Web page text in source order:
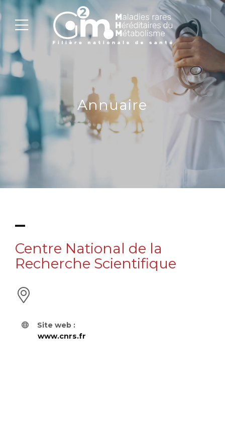
Annuaire
Centre National de la
Recherche Scientifique
Site web :
www.cnrs.fr